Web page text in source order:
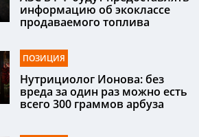
информацию об экоклассе
продаваемого топлива
ПОЗИЦИЯ
Нутрициолог Ионова: без
вреда за один раз можно есть
всего 300 граммов арбуза